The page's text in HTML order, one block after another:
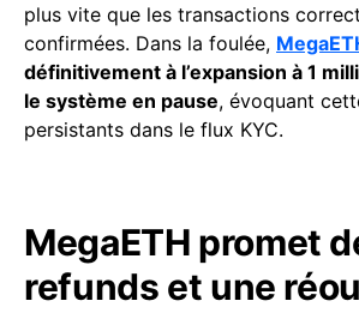
plus vite que les transactions
confirmées. Dans la foulée,
définitivement à l’expansion à 1
le système en pause, évoquant
persistants dans le flux KYC.
MegaETH promet
refunds et une